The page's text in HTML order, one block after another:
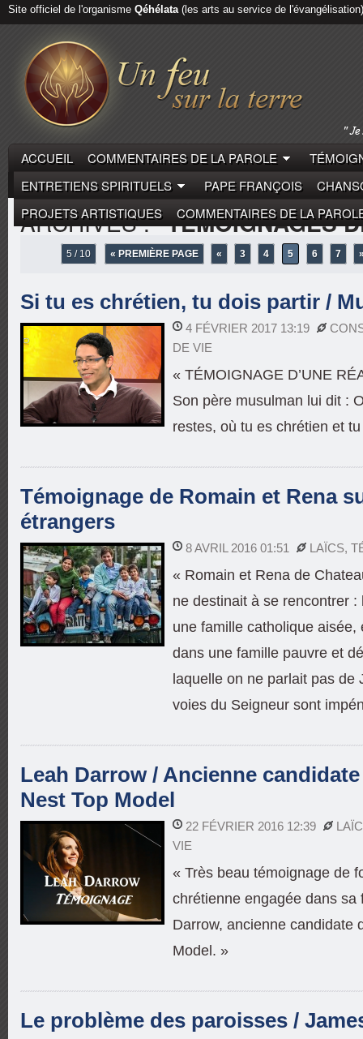
Site officiel de l'organisme Qéhélata(les arts au service de l'évangélisation)
ACCUEIL COMMENTAIRES DE LA PAROLE
ENTRETIENS SPIRITUELS
PAPE FRANÇOIS
PROJETS ARTISTIQUES
COMMENTAIRES DE LA
ARCHIVES :"TÉMOIGNAGES
5 / 10 « PREMIÈRE PAGE « 3 4 5 6 7
Si tu es chrétien, tu dois partir /
4 FÉVRIER 2017 13:19
DE VIE
« TÉMOIGNAGE D’UNE
Son père musulman lui dit :
restes, où tu es chrétien et
Témoignage de Romain et Rena
étrangers
8 AVRIL 2016 01:51 LAÏCS,
« Romain et Rena de
ne destinait à se rencontrer
une famille catholique aisée,
dans une famille pauvre et
laquelle on ne parlait pas
voies du Seigneur sont
Leah Darrow / Ancienne candidate
Nest Top Model
22 FÉVRIER 2016 12:39
VIE
« Très beau témoignage de
chrétienne engagée dans sa
Darrow, ancienne candidate
Model. »
Le problème des paroisses /